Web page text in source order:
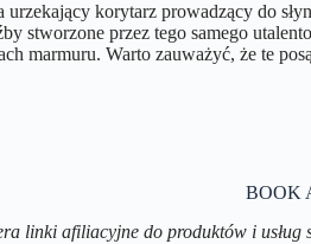
korytarz prowadzący do
stworzone przez tego samego
marmuru. Warto zauważyć, że te
BOOK
linki afiliacyjne do produktów i usług